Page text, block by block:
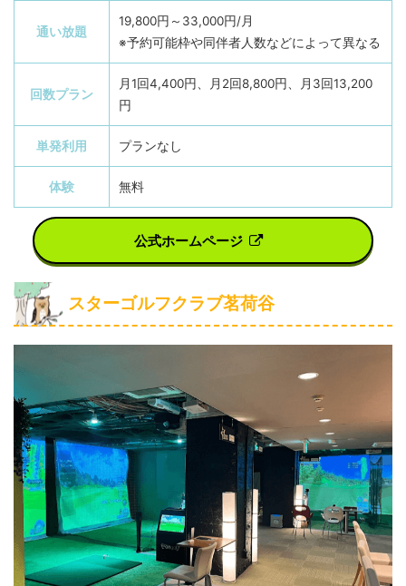
通い放題
19,800円～33,000円/月
※予約可能枠や同伴者人数などによって異なる
回数プラン
月1回4,400円、月2回8,800円、月3回13,200
円
単発利用 プランなし
体験 無料
公式ホームページ
スターゴルフクラブ茗荷谷